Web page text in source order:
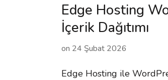
Edge Hosting
İçerik Dağıtımı
on 24 Şubat 2026
Edge Hosting ile